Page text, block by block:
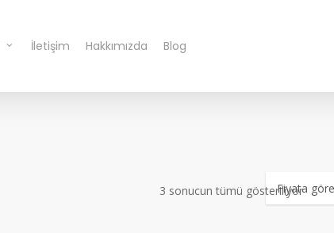
İletişim Hakkımızda Blog
3 sonucun tümü gösteriliyorFiyata
göre